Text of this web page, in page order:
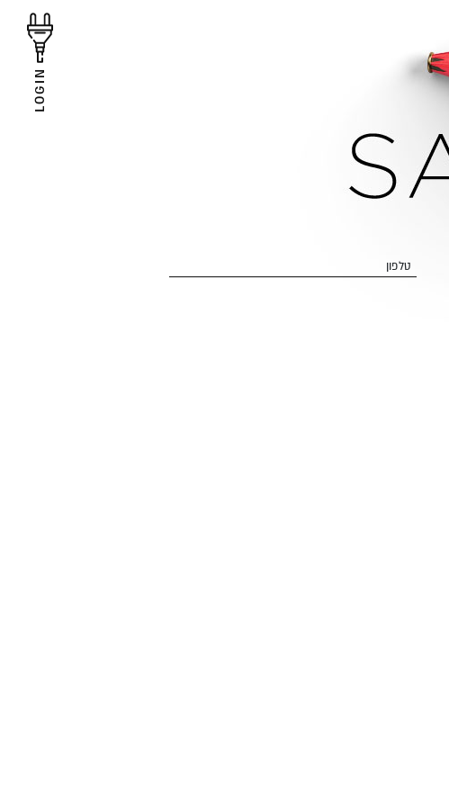
LOGIN
טלפון